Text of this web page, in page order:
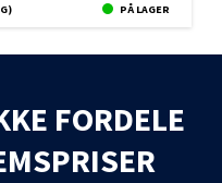
PÅ LAGER
FORDELE